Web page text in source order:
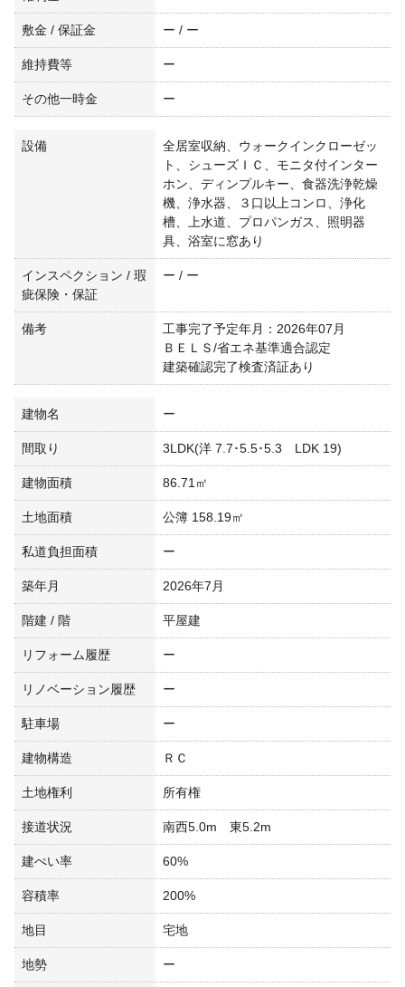
敷金 / 保証金 ー / ー
維持費等 ー
その他一時金 ー
設備
全居室収納、ウォークインクローゼッ
ト、シューズＩＣ、モニタ付インター
ホン、ディンプルキー、食器洗浄乾燥
機、浄水器、３口以上コンロ、浄化
槽、上水道、プロパンガス、照明器
具、浴室に窓あり
インスペクション / 瑕
疵保険・保証
ー / ー
備考
工事完了予定年月：2026年07月
ＢＥＬＳ/省エネ基準適合認定
建築確認完了検査済証あり
建物名 ー
間取り 3LDK(洋 7.7･5.5･5.3 LDK 19)
建物面積 86.71㎡
土地面積 公簿 158.19㎡
私道負担面積 ー
築年月 2026年7月
階建 / 階 平屋建
リフォーム履歴 ー
リノベーション履歴 ー
駐車場 ー
建物構造 ＲＣ
土地権利 所有権
接道状況 南西5.0m 東5.2m
建ぺい率 60%
容積率 200%
地目 宅地
地勢 ー